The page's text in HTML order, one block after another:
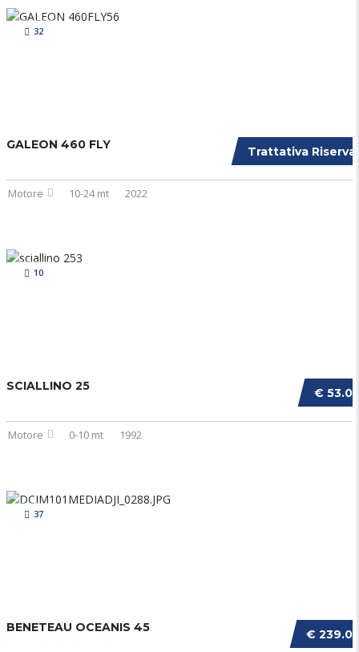
32
Trattativa
GALEON 460 FLY
Motore 10-24 mt 2022
10
€
SCIALLINO 25
Motore 0-10 mt 1992
37
€
BENETEAU OCEANIS 45